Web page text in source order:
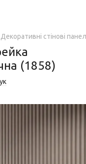
Декоративні стінові
(1858)